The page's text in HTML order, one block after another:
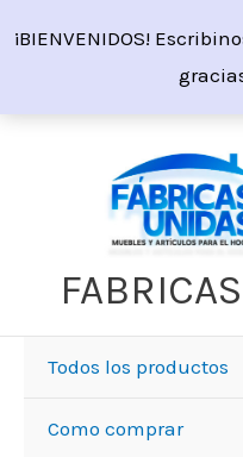
¡BIENVENIDOS!
Todos los productos
Como comprar